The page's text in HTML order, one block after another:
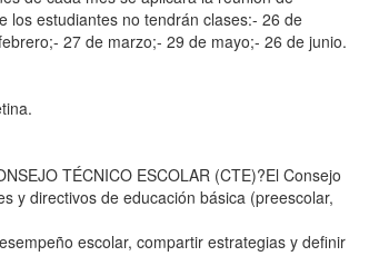
los estudiantes no tendrán clases:- 26 de
27 de marzo;- 29 de mayo;- 26 de junio.
TÉCNICO ESCOLAR (CTE)?El Consejo
y directivos de educación básica (preescolar,
escolar, compartir estrategias y definir